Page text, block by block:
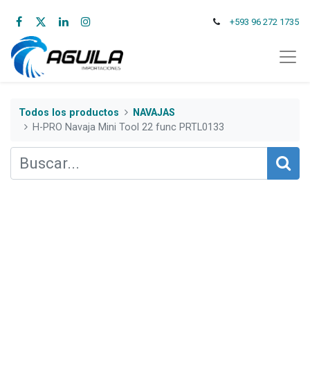
+593 96 272 1735
Todos los productos
NAVAJAS
H-PRO Navaja Mini Tool 22 func PRTL0133